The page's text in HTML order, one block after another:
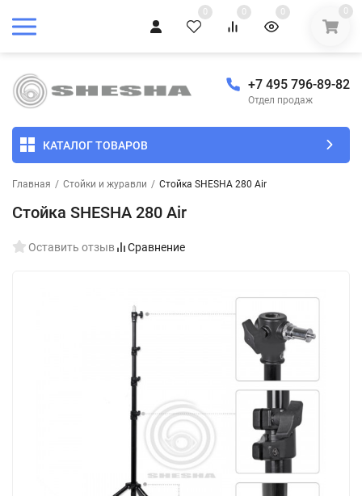
0 0 0 0
+7 495 796-89-82
Отдел продаж
КАТАЛОГ ТОВАРОВ
Главная / Стойки и журавли / Стойка SHESHA 280 Air
Стойка SHESHA 280 Air
Оставить отзыв Сравнение